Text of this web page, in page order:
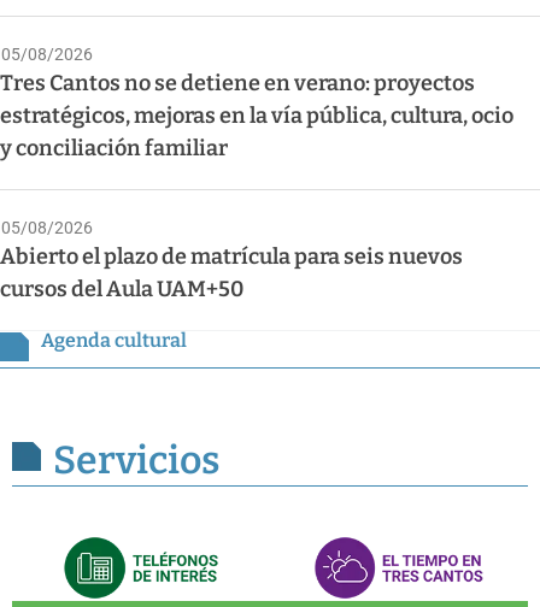
05/08/2026
Tres Cantos no se detiene en verano: proyectos
estratégicos, mejoras en la vía pública, cultura, ocio
y conciliación familiar
05/08/2026
Abierto el plazo de matrícula para seis nuevos
cursos del Aula UAM+50
Agenda cultural
Servicios